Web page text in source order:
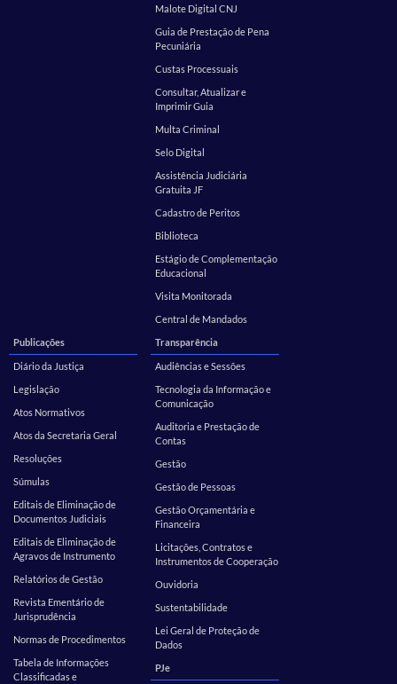
Malote Digital CNJ
Guia de Prestação de Pena
Pecuniária
Custas Processuais
Consultar, Atualizar e
Imprimir Guia
Multa Criminal
Selo Digital
Assistência Judiciária
Gratuita JF
Cadastro de Peritos
Biblioteca
Estágio de Complementação
Educacional
Visita Monitorada
Central de Mandados
Publicações
Diário da Justiça
Legislação
Atos Normativos
Atos da Secretaria Geral
Resoluções
Súmulas
Editais de Eliminação de
Documentos Judiciais
Editais de Eliminação de
Agravos de Instrumento
Relatórios de Gestão
Revista Ementário de
Jurisprudência
Normas de Procedimentos
Tabela de Informações
Classificadas e
Transparência
Audiências e Sessões
Tecnologia da Informação e
Comunicação
Auditoria e Prestação de
Contas
Gestão
Gestão de Pessoas
Gestão Orçamentária e
Financeira
Licitações, Contratos e
Instrumentos de Cooperação
Ouvidoria
Sustentabilidade
Lei Geral de Proteção de
Dados
PJe